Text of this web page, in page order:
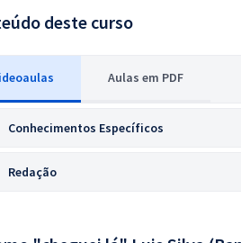
deste curso
Aulas em PDF
Conhecimentos Específicos
Redação